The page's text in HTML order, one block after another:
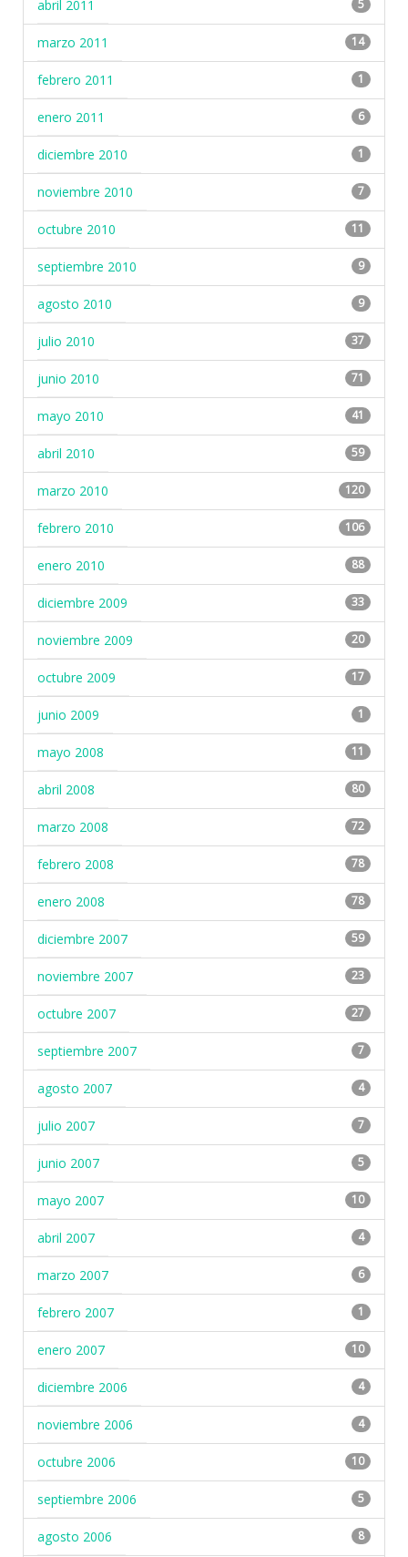
abril 2011 5
marzo 2011 14
febrero 2011 1
enero 2011 6
diciembre 2010 1
noviembre 2010 7
octubre 2010 11
septiembre 2010 9
agosto 2010 9
julio 2010 37
junio 2010 71
mayo 2010 41
abril 2010 59
marzo 2010 120
febrero 2010 106
enero 2010 88
diciembre 2009 33
noviembre 2009 20
octubre 2009 17
junio 2009 1
mayo 2008 11
abril 2008 80
marzo 2008 72
febrero 2008 78
enero 2008 78
diciembre 2007 59
noviembre 2007 23
octubre 2007 27
septiembre 2007 7
agosto 2007 4
julio 2007 7
junio 2007 5
mayo 2007 10
abril 2007 4
marzo 2007 6
febrero 2007 1
enero 2007 10
diciembre 2006 4
noviembre 2006 4
octubre 2006 10
septiembre 2006 5
agosto 2006 8